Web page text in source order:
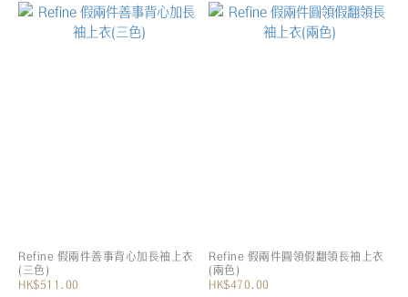
Refine 假兩件善事背心加長袖上衣
(三色)
HK$511.00
Refine 假兩件圓領假翻領長袖上衣
(兩色)
HK$470.00